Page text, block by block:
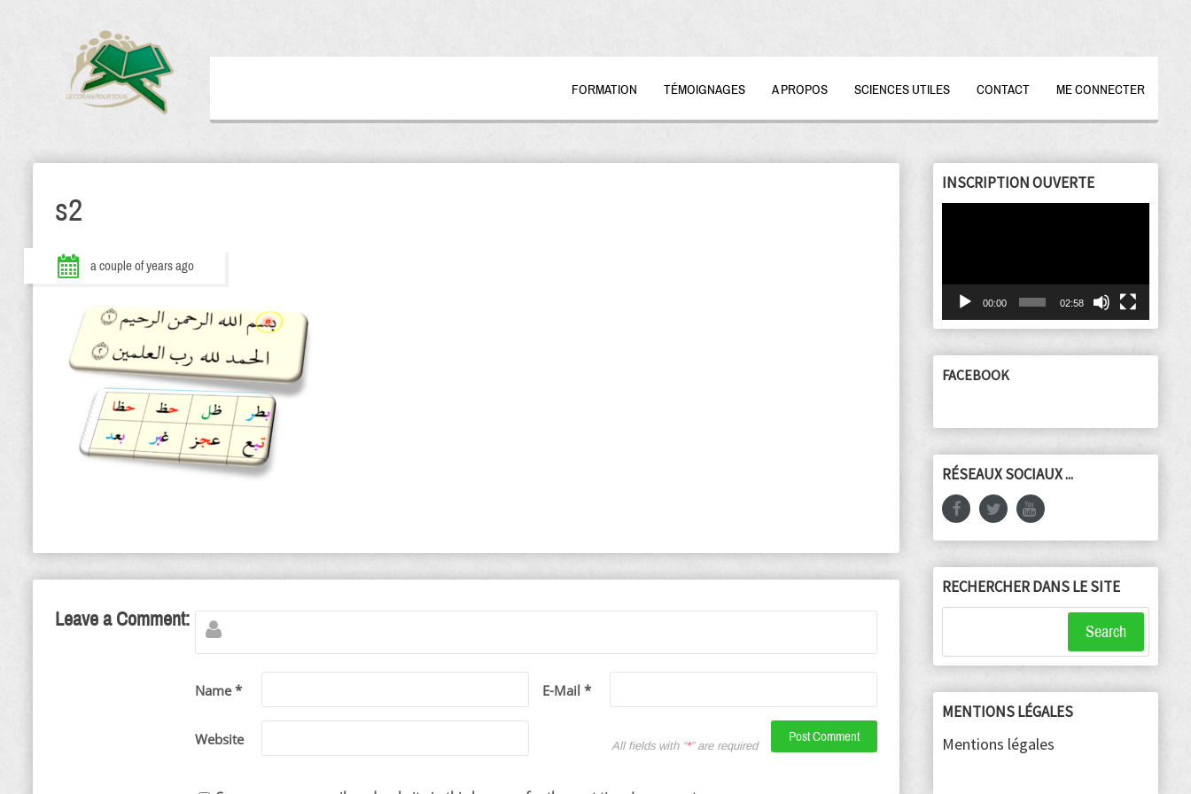
FORMATION TÉMOIGNAGES A PROPOS SCIENCES UTILES CONTACT ME CONNECTER
s2
a couple of years ago
Leave a Comment:
Name *
Website
E-Mail *
All fields with “*” are required
INSCRIPTION OUVERTE
00:00 02:58
FACEBOOK
RÉSEAUX SOCIAUX ...
RECHERCHER DANS LE SITE
Search
MENTIONS LÉGALES
Mentions légales